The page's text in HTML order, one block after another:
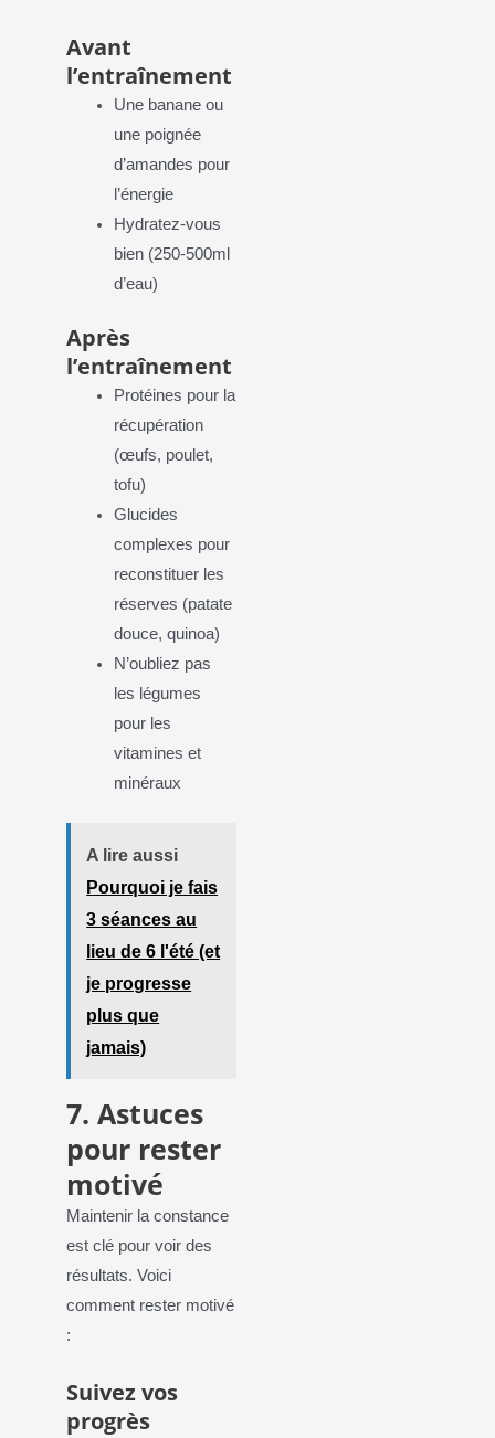
Avant
l’entraînement
Une banane ou
une poignée
d’amandes pour
l’énergie
Hydratez-vous
bien (250-500ml
d’eau)
Après
l’entraînement
Protéines pour la
récupération
(œufs, poulet,
tofu)
Glucides
complexes pour
reconstituer les
réserves (patate
douce, quinoa)
N’oubliez pas
les légumes
pour les
vitamines et
minéraux
A lire aussi
Pourquoi je fais
3 séances au
lieu de 6 l'été (et
je progresse
plus que
jamais)
7. Astuces
pour rester
motivé
Maintenir la constance
est clé pour voir des
résultats. Voici
comment rester motivé
:
Suivez vos
progrès